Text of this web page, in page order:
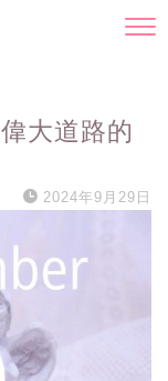
大道路的
2024年9月29日